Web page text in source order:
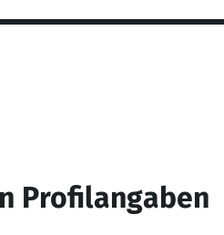
Profilangaben